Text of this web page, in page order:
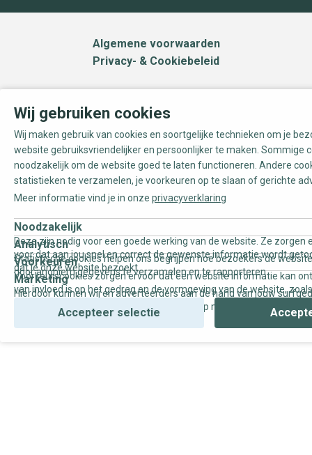
Algemene voorwaarden
Privacy- & Cookiebeleid
Wij gebruiken cookies
Wij maken gebruik van cookies en soortgelijke technieken om je
website gebruiksvriendelijker en persoonlijker te maken. Sommige
noodzakelijk om de website goed te laten functioneren. Andere
statistieken te verzamelen, je voorkeuren op te slaan of gerichte
Meer informatie vind je in onze privacyverklaring
Noodzakelijk
Deze zijn nodig voor een goede werking van de website. Ze zorgen
voor dat aan jou snel en correct de gewenste informatie wordt
dat je onze website bezoekt.
Analytisch
Statistische cookies helpen ons begrijpen hoe bezoekers de
door anoniem gegevens te verzamelen en te rapporteren.
Voorkeuren
Voorkeurscookies zorgen ervoor dat een website informatie kan
van invloed is op het gedrag en de vormgeving van de website,
Marketing
Hierdoor kunnen wij en adverteerders aan de hand van jouw
gepersonaliseerde online advertenties en op maat gemaakte
Accepteer selectie